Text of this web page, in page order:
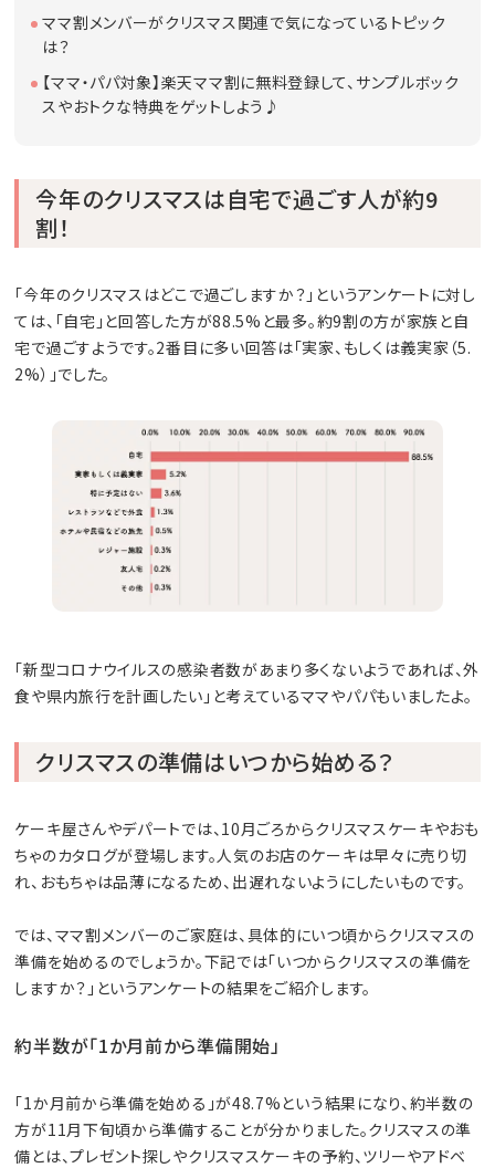
ママ割メンバーがクリスマス関連で気になっているトピック
は？
【ママ・パパ対象】楽天ママ割に無料登録して、サンプルボック
スやおトクな特典をゲットしよう♪
今年のクリスマスは自宅で過ごす人が約9
割！
「今年のクリスマスはどこで過ごしますか？」というアンケートに対し
ては、「自宅」と回答した方が88.5%と最多。約9割の方が家族と自
宅で過ごすようです。2番目に多い回答は「実家、もしくは義実家（5.
2%）」でした。
「新型コロナウイルスの感染者数があまり多くないようであれば、外
食や県内旅行を計画したい」と考えているママやパパもいましたよ。
クリスマスの準備はいつから始める？
ケーキ屋さんやデパートでは、10月ごろからクリスマスケーキやおも
ちゃのカタログが登場します。人気のお店のケーキは早々に売り切
れ、おもちゃは品薄になるため、出遅れないようにしたいものです。
では、ママ割メンバーのご家庭は、具体的にいつ頃からクリスマスの
準備を始めるのでしょうか。下記では「いつからクリスマスの準備を
しますか？」というアンケートの結果をご紹介します。
約半数が「1か月前から準備開始」
「1か月前から準備を始める」が48.7%という結果になり、約半数の
方が11月下旬頃から準備することが分かりました。クリスマスの準
備とは、プレゼント探しやクリスマスケーキの予約、ツリーやアドベ